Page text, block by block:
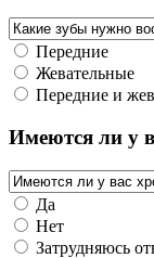
Передние
Жевательные
Передние и
Имеются ли у
Да
Нет
Затрудняюсь